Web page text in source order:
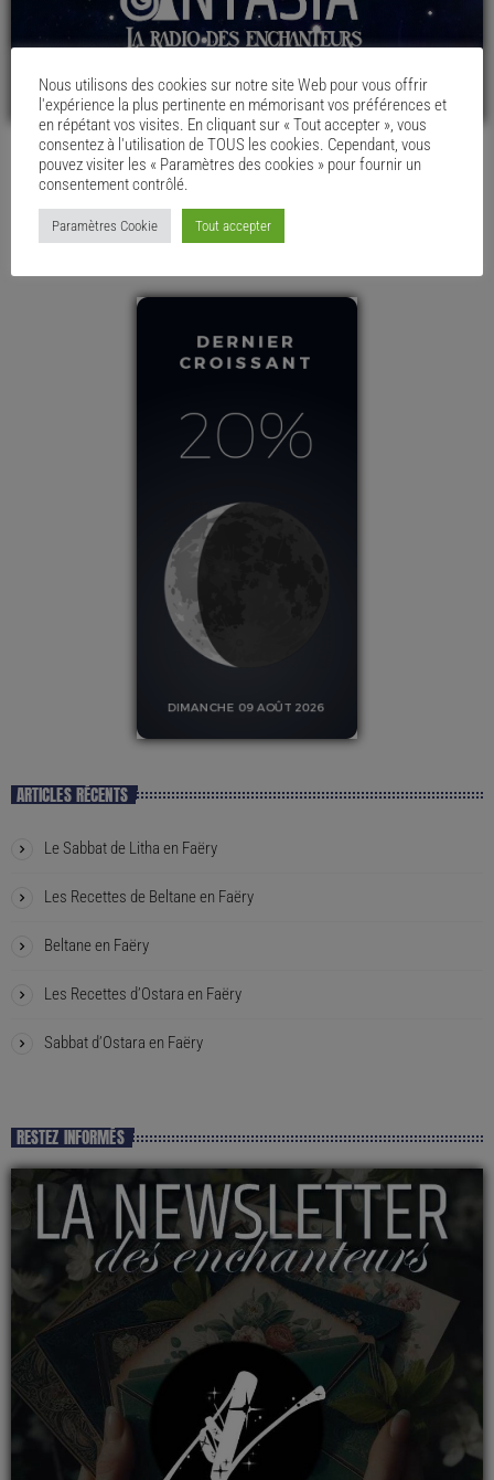
LE MENU DU CHAUDRON
ARTICLES RÉCENTS
Le Sabbat de Litha en Faëry
Les Recettes de Beltane en Faëry
Beltane en Faëry
Les Recettes d’Ostara en Faëry
Sabbat d’Ostara en Faëry
RESTEZ INFORMÉS
Nous utilisons des cookies sur notre site Web pour vous offrir
l'expérience la plus pertinente en mémorisant vos préférences et
en répétant vos visites. En cliquant sur « Tout accepter », vous
consentez à l'utilisation de TOUS les cookies. Cependant, vous
pouvez visiter les « Paramètres des cookies » pour fournir un
consentement contrôlé.
Paramètres Cookie Tout accepter